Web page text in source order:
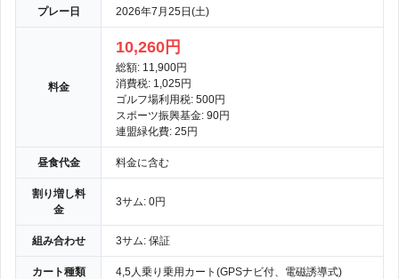
プレー日 2026年7月25日(土)
料金
10,260円
総額: 11,900円
消費税: 1,025円
ゴルフ場利用税: 500円
スポーツ振興基金: 90円
連盟緑化費: 25円
昼食代金 料金に含む
割り増し料
金
3サム: 0円
組み合わせ 3サム: 保証
カート種類 4,5人乗り乗用カート(GPSナビ付、電磁誘導式)